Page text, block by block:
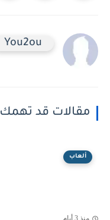
You2ou
مقالات قد تهمك
ألعاب
منذ 3 أيام